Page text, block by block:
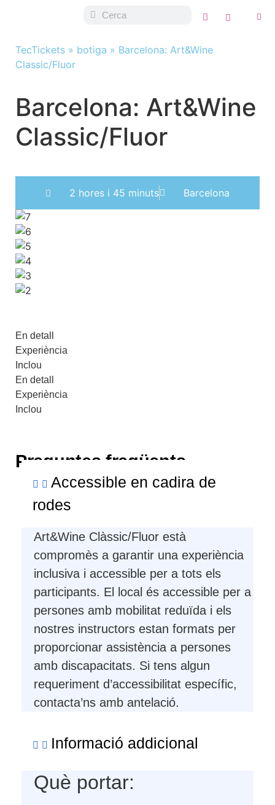
TecTickets » botiga » Barcelona: Art&Wine
Classic/Fluor
Barcelona: Art&Wine
Classic/Fluor
2 hores i 45 minuts Barcelona
En detall
Experiència
Inclou
En detall
Experiència
Inclou
Preguntes freqüents
Accessible en cadira de
rodes
Art&Wine Clàssic/Fluor està
compromès a garantir una experiència
inclusiva i accessible per a tots els
participants. El local és accessible per a
persones amb mobilitat reduïda i els
nostres instructors estan formats per
proporcionar assistència a persones
amb discapacitats. Si tens algun
requeriment d’accessibilitat específic,
contacta’ns amb antelació.
Informació addicional
Què portar: